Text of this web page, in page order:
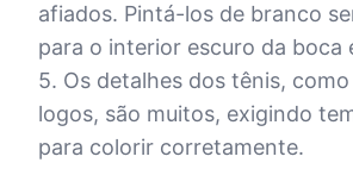
afiados. Pintá-los de branco
para o interior escuro da boca
5. Os detalhes dos tênis,
logos, são muitos, exigindo
para colorir corretamente.